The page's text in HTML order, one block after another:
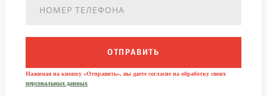
ОТПРАВИТЬ
Нажимая на кнопку «Отправить», вы даете согласие на обработку своих
персональных данных